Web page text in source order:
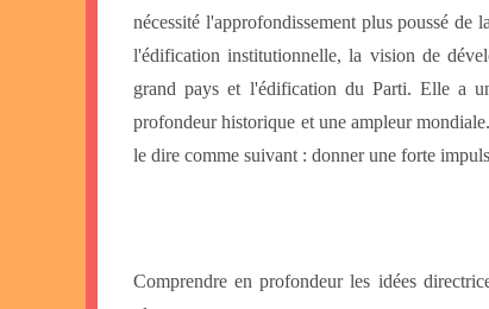
nécessité l'approfondissement plus poussé de
l'édification institutionnelle, la vision de
grand pays et l'édification du Parti. Elle a
profondeur historique et une ampleur
le dire comme suivant : donner une forte
Comprendre en profondeur les idées